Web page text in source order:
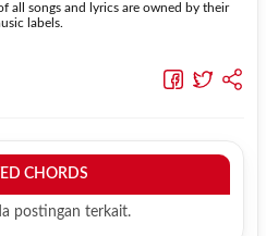
all songs and lyrics are owned by their
labels.
CHORDS
postingan terkait.